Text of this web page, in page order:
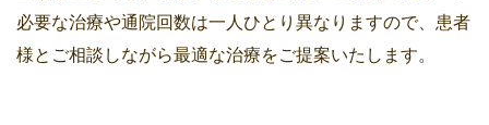
必要な治療や通院回数は一人ひとり異なりますので、患者
様とご相談しながら最適な治療をご提案いたします。